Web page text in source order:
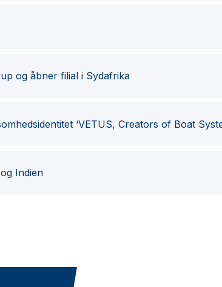
og åbner filial i Sydafrika
‘VETUS, Creators of Boat
Indien